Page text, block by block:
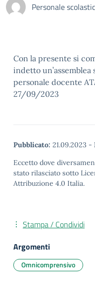
Personale
Con la presente si
indetto
personale docente
27/09/2023
Pubblicato: 21.09.2023 -
Eccetto dove
stato rilasciato sotto
Attribuzione 4.0 Italia.
Stampa / Condividi
Argomenti
Omnicomprensivo